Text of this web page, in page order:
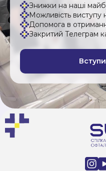
Знижки на наші
Можливість виступу
Допомога в
Закритий Телеграм